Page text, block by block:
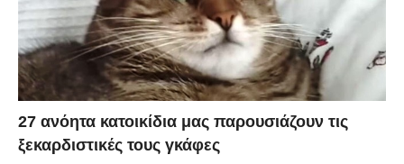
27 ανόητα κατοικίδια μας παρουσιάζουν τις
ξεκαρδιστικές τους γκάφες